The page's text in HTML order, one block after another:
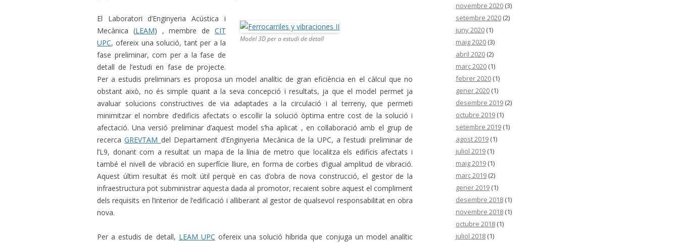
Model 3D per a estudi de detall
El Laboratori d’Enginyeria Acústica i
Mecànica (LEAM) , membre de CIT
UPC, ofereix una solució, tant per a la
fase preliminar, com per a la fase de
detall de l’estudi en fase de projecte.
Per a estudis preliminars es proposa un model analític de gran eficiència en el càlcul que no
obstant això, no és simple quant a la seva concepció i resultats, ja que el model permet ja
avaluar solucions constructives de via adaptades a la circulació i al terreny, que permeti
minimitzar el nombre d’edificis afectats o escollir la solució òptima entre cost de la solució i
afectació. Una versió preliminar d’aquest model s’ha aplicat , en col·laboració amb el grup de
recercaGREVTAM del Departament d’Enginyeria Mecànica de la UPC, a l’estudi preliminar de
l’L9, donant com a resultat un mapa de la línia de metro que localitza els edificis afectats i
també el nivell de vibració en superfície lliure, en forma de corbes d’igual amplitud de vibració.
Aquest últim resultat és molt útil perquè en cas d’obra de nova construcció, el gestor de la
infraestructura pot subministrar aquesta dada al promotor, recaient sobre aquest el compliment
dels requisits en l’interior de l’edificació i alliberant al gestor de qualsevol responsabilitat en obra
nova.
Per a estudis de detall, LEAM UPC ofereix una solució híbrida que conjuga un model analític
novembre 2020 (3)
setembre 2020 (2)
juny 2020 (1)
maig 2020 (3)
abril 2020 (2)
març 2020 (1)
febrer 2020 (1)
gener 2020 (1)
desembre 2019 (2)
octubre 2019 (1)
setembre 2019 (1)
agost 2019 (1)
juliol 2019 (1)
maig 2019 (1)
març 2019 (2)
gener 2019 (1)
desembre 2018 (1)
novembre 2018 (1)
octubre 2018 (1)
juliol 2018 (1)